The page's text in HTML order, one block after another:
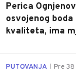
Perica
osvojenog boda
kvaliteta, ima
PUTOVANJA Pre